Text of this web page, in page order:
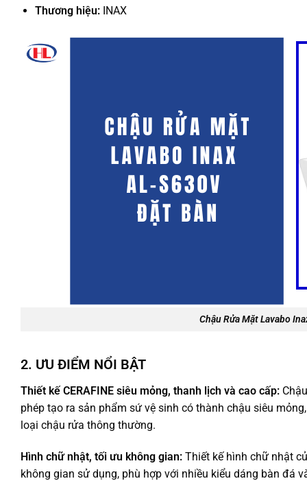
Thương hiệu:INAX
Chậu Rửa Mặt Lavabo
2. ƯU ĐIỂM NỔI BẬT
Thiết kế CERAFINE siêu mỏng, thanh lịch và cao cấp:
phép tạo ra sản phẩm sứ vệ sinh có thành chậu siêu
loại chậu rửa thông thường.
Hình chữ nhật, tối ưu không gian: Thiết kế hình chữ nhật
không gian sử dụng, phù hợp với nhiều kiểu dáng bàn đá